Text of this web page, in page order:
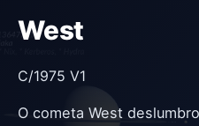
West
C/1975 V1
O cometa West